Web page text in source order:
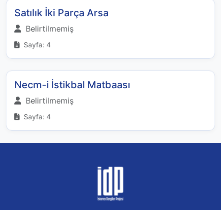
Satılık İki Parça Arsa
Belirtilmemiş
Sayfa: 4
Necm-i İstikbal Matbaası
Belirtilmemiş
Sayfa: 4